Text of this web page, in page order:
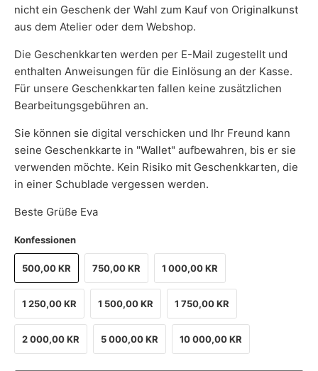
nicht ein Geschenk der Wahl zum Kauf von Originalkunst
aus dem Atelier oder dem Webshop.
Die Geschenkkarten werden per E-Mail zugestellt und
enthalten Anweisungen für die Einlösung an der Kasse.
Für unsere Geschenkkarten fallen keine zusätzlichen
Bearbeitungsgebühren an.
Sie können sie digital verschicken und Ihr Freund kann
seine Geschenkkarte in "Wallet" aufbewahren, bis er sie
verwenden möchte. Kein Risiko mit Geschenkkarten, die
in einer Schublade vergessen werden.
Beste Grüße Eva
Konfessionen
500,00 KR 750,00 KR 1 000,00 KR
1 250,00 KR 1 500,00 KR 1 750,00 KR
2 000,00 KR 5 000,00 KR 10 000,00 KR